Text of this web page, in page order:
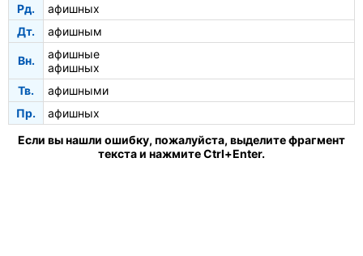
Рд.
афишных
Дт.
афишным
Вн.
афишные
афишных
Тв.
афишными
Пр.
афишных
Если вы нашли ошибку, пожалуйста, выделите фрагмент
текста и нажмите Ctrl+Enter.